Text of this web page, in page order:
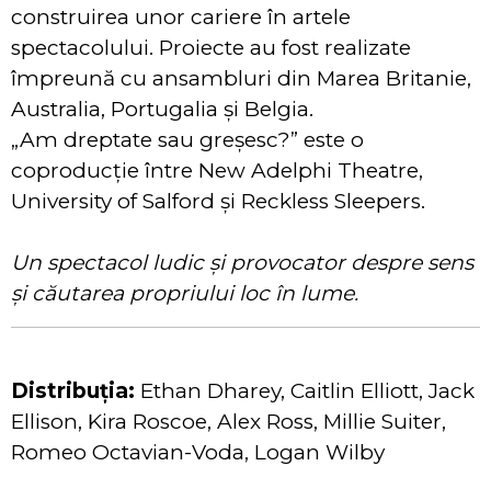
construirea unor cariere în artele
spectacolului. Proiecte au fost realizate
împreună cu ansambluri din Marea Britanie,
Australia, Portugalia și Belgia.
„Am dreptate sau greșesc?” este o
coproducție între New Adelphi Theatre,
University of Salford și Reckless Sleepers.
Un spectacol ludic și provocator despre sens
și căutarea propriului loc în lume.
Distribuția: Ethan Dharey, Caitlin Elliott, Jack
Ellison, Kira Roscoe, Alex Ross, Millie Suiter,
Romeo Octavian-Voda, Logan Wilby